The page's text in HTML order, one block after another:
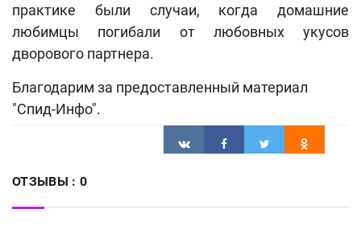
практике были случаи, когда домашние
любимцы погибали от любовных укусов
дворового партнера.
Благодарим за предоставленный материал
"Спид-Инфо".
ОТЗЫВЫ : 0